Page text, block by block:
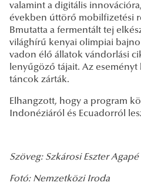
valamint a digitális
években úttörő mobilfizetési
Bmutatta a fermentált tej
világhírű kenyai olimpiai
vadon élő állatok vándorlási
lenyűgöző tájait. Az
táncok zárták.
Elhangzott, hogy a program
Indonéziáról és Ecuadorról
Szöveg: Szkárosi Eszter Agapé
Fotó: Nemzetközi Iroda